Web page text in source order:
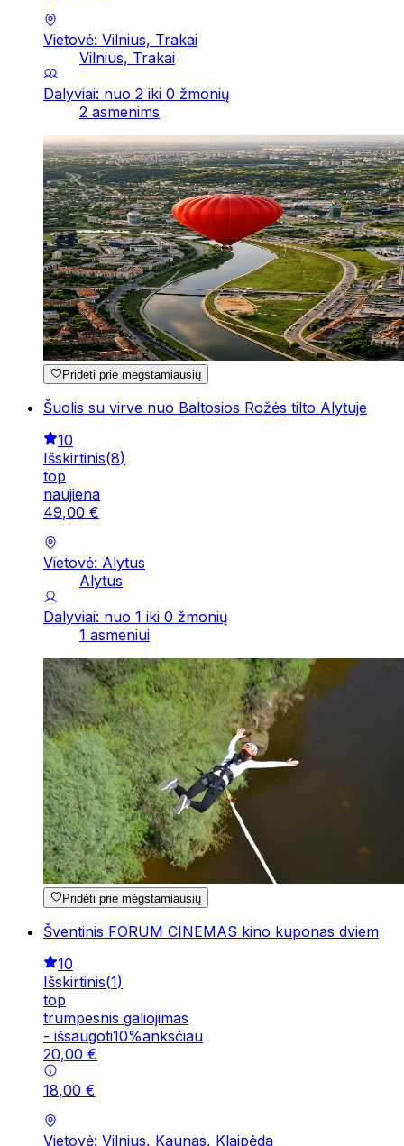
Vietovė: Vilnius, Trakai
Vilnius, Trakai
Dalyviai: nuo 2 iki 0 žmonių
2 asmenims
Pridėti prie mėgstamiausių
Šuolis su virve nuo Baltosios Rožės tilto Alytuje
10
Išskirtinis(8)
top
naujiena
49,00 €
Vietovė: Alytus
Alytus
Dalyviai: nuo 1 iki 0 žmonių
1 asmeniui
Pridėti prie mėgstamiausių
Šventinis FORUM CINEMAS kino kuponas dviem
10
Išskirtinis(1)
top
trumpesnis galiojimas
- išsaugoti10%anksčiau
20,00 €
18,00 €
Vietovė: Vilnius, Kaunas, Klaipėda